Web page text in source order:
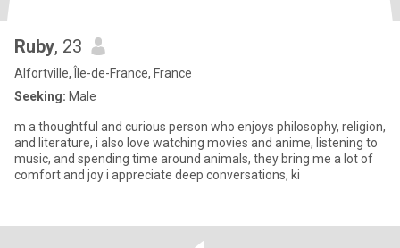
Ruby, 23
Alfortville, Île-de-France, France
Seeking: Male
m a thoughtful and curious person who enjoys philosophy, religion,
and literature, i also love watching movies and anime, listening to
music, and spending time around animals, they bring me a lot of
comfort and joy i appreciate deep conversations, ki